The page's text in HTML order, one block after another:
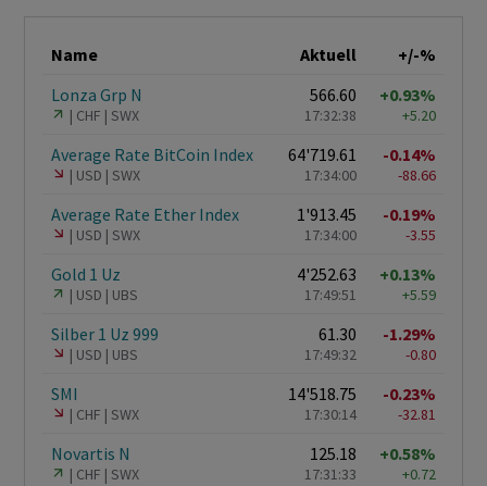
Name Aktuell
+/-%
Lonza Grp N
CHF SWX
566.60
17:32:38
+0.93%
+5.20
Average Rate BitCoin Index
USD SWX
64'719.61
17:34:00
-0.14%
-88.66
Average Rate Ether Index
USD SWX
1'913.45
17:34:00
-0.19%
-3.55
Gold 1 Uz
USD UBS
4'252.63
17:49:51
+0.13%
+5.59
Silber 1 Uz 999
USD UBS
61.30
17:49:32
-1.29%
-0.80
SMI
CHF SWX
14'518.75
17:30:14
-0.23%
-32.81
Novartis N
CHF SWX
125.18
17:31:33
+0.58%
+0.72